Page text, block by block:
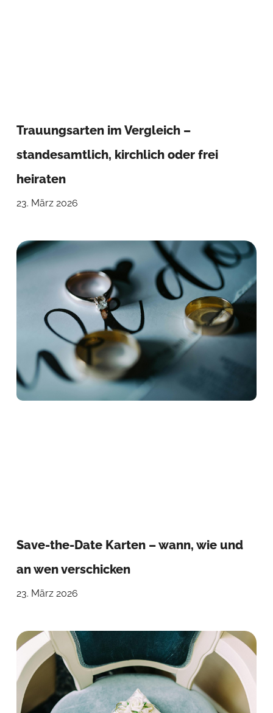
Trauungsarten im Vergleich –
standesamtlich, kirchlich oder frei
heiraten
23. März 2026
Save-the-Date Karten – wann, wie und
an wen verschicken
23. März 2026